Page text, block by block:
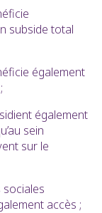
subside total
également
également
sein
sur le
accès ;